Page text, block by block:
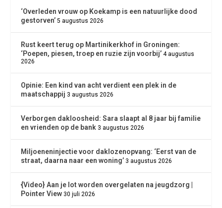
‘Overleden vrouw op Koekamp is een natuurlijke dood
gestorven’ 5 augustus 2026
Rust keert terug op Martinikerkhof in Groningen:
‘Poepen, piesen, troep en ruzie zijn voorbij’ 4 augustus
2026
Opinie: Een kind van acht verdient een plek in de
maatschappij 3 augustus 2026
Verborgen dakloosheid: Sara slaapt al 8 jaar bij familie
en vrienden op de bank 3 augustus 2026
Miljoeneninjectie voor daklozenopvang: ‘Eerst van de
straat, daarna naar een woning’ 3 augustus 2026
{Video} Aan je lot worden overgelaten na jeugdzorg |
Pointer View 30 juli 2026